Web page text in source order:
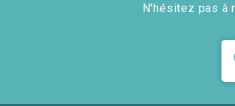
N'hésitez pas à